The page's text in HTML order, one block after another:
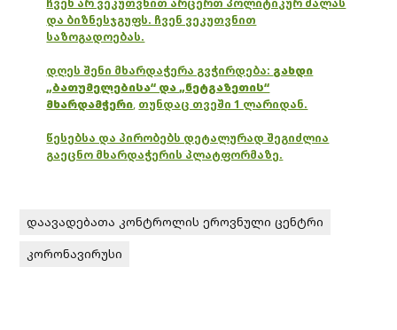
ჩვენ არ ვეკუთვნით არცერთ პოლიტიკურ ძალას
და ბიზნესჯგუფს. ჩვენ ვეკუთვნით
საზოგადოებას.
დღეს შენი მხარდაჭერა გვჭირდება: გახდი
„ბათუმელებისა“ და „ნეტგაზეთის“
მხარდამჭერი, თუნდაც თვეში 1 ლარიდან.
წესებსა და პირობებს დეტალურად შეგიძლია
გაეცნო მხარდაჭერის პლატფორმაზე.
დაავადებათა კონტროლის ეროვნული ცენტრი
კორონავირუსი